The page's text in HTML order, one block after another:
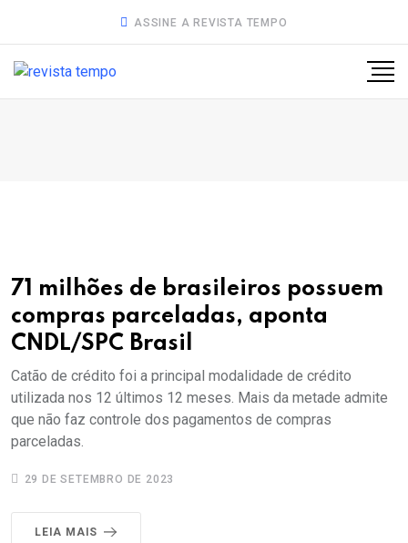
ASSINE A REVISTA TEMPO
71 milhões de brasileiros possuem
compras parceladas, aponta
CNDL/SPC Brasil
Catão de crédito foi a principal modalidade de crédito
utilizada nos 12 últimos 12 meses. Mais da metade admite
que não faz controle dos pagamentos de compras
parceladas.
29 DE SETEMBRO DE 2023
LEIA MAIS